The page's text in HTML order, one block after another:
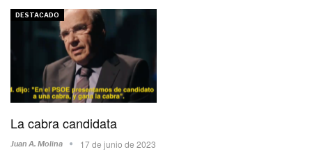
DESTACADO
La cabra candidata
Juan A. Molina 17 de junio de 2023